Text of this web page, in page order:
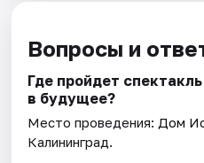
Вопросы и
Где пройдет
в будущее?
Место проведения: Дом
Калининград.